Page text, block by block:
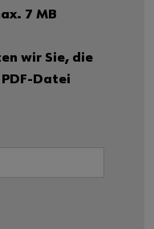
7 MB
wir Sie, die
Datei